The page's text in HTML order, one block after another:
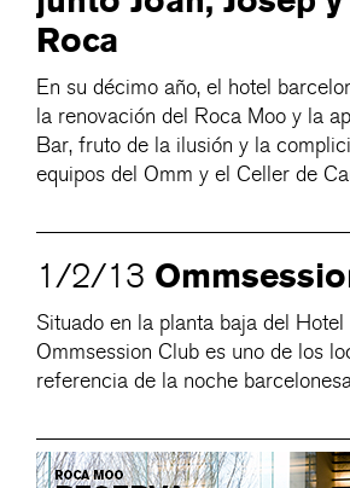
Roca
En su décimo año, el hotel
la renovación del Roca Moo y la
Bar, fruto de la ilusión y la
equipos del Omm y el Celler de
1/2/13
Situado en la planta baja del Hotel
Ommsession Club es uno de los
referencia de la noche